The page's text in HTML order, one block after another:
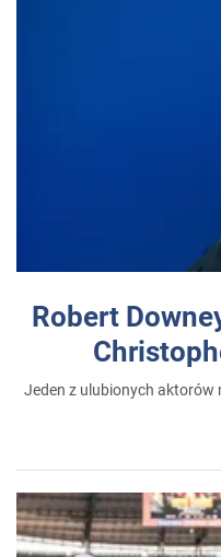
Robert
Jeden z ulubionych aktorów